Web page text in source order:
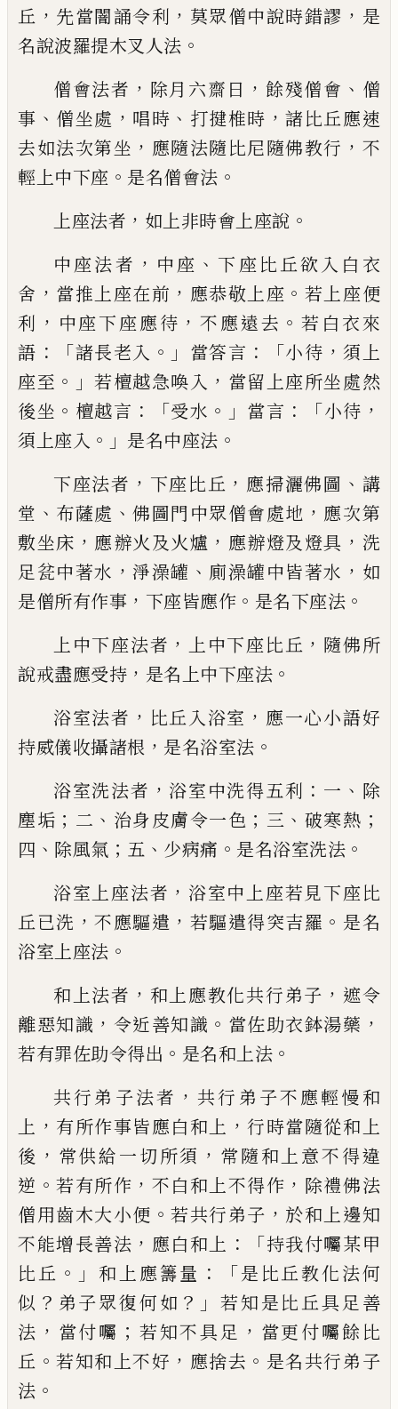
丘 ， 先當闇誦令利 ， 莫眾僧中說時錯謬 ， 是
名說波羅提木叉人法 。
僧會法者 ， 除月六齋日 ， 餘殘僧會 、 僧
事 、 僧坐處 ， 唱時 、 打揵椎時 ，諸比丘應速
去如法次第坐 ， 應隨法隨比尼隨佛教行 ， 不
輕上中下座 。 是名僧會法 。
上座法者 ， 如上非時會上座說 。
中座法者 ， 中座 、 下座比丘欲入白衣
舍 ， 當推上座在前 ， 應恭敬上座 。 若 上座便
利 ， 中座下座應待 ，不應遠去 。若白衣來
語 ：「諸長老入 。」 當答言 ：「小待 ， 須上
座至 。」若檀越急喚入 ， 當留 上座所坐處然
後坐 。 檀越言 ：「受水 。」 當言 ：「小待 ，
須上座入 。」 是名中座法 。
下座法者 ， 下座比丘 ， 應掃灑佛圖 、 講
堂 、 布薩處 、佛圖門中眾僧會處地 ， 應次第
敷坐床 ， 應辦火及火爐 ， 應辦燈及燈具 ， 洗
足瓫中著水 ，淨澡罐 、 廁澡罐中皆著水 ， 如
是僧所有作事 ， 下座皆應作 。 是名下座法 。
上中下座法者 ， 上中下座比丘 ， 隨佛所
說戒盡應受持 ， 是名上中下座法 。
浴室法者 ， 比丘入浴室 ， 應一心小語好
持威儀收攝諸根 ， 是名浴室法 。
浴室洗法者 ， 浴室中洗得五利 ： 一 、 除
塵垢 ； 二 、 治身皮膚令一色 ； 三 、 破寒熱 ；
四 、 除風氣 ； 五 、 少病痛 。 是名浴室洗法 。
浴室上座法者 ， 浴室中上座若見下座比
丘已洗 ，不應驅遣 ， 若驅遣得突吉羅 。 是名
浴室上座法 。
和上法者 ， 和上應教化共行弟子 ， 遮令
離惡知識 ， 令近善知識 。 當佐助衣鉢湯藥 ，
若有罪佐助令得出 。 是名和上法 。
共行弟子法者 ，共行弟子不應輕慢和
上 ， 有所作事皆應白和上 ，行時當隨從和上
後 ， 常供給一切所須 ， 常隨和上意不得違
逆 。若有所作 ， 不白和上不得作 ， 除禮佛法
僧用齒木大小便 。若共行弟子 ， 於和上邊知
不能增長善法 ， 應白和上 ：「持我付囑某甲
比丘 。」 和上應籌量 ：「是比丘教化法何
似 ？ 弟子眾復何如 ？」 若知是比丘具足善
法 ， 當付囑 ； 若知不具足 ， 當更付囑餘比
丘 。若知和 上不好 ， 應捨去 。 是名共行弟子
法 。